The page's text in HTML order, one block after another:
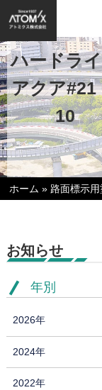
ハードラ
アクア#21
10
ホーム » 路面標示
お知らせ
年別
2026年
2024年
2022年